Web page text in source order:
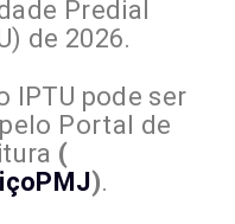
Predial
de 2026.
IPTU pode ser
Portal de
(
).